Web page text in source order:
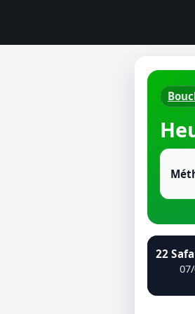
22